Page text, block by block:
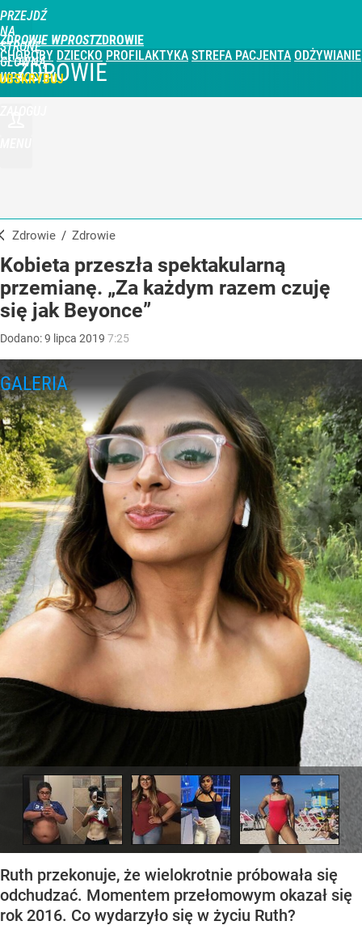
PRZEJDŹ
NA
STRONĘ
GŁÓWNĄ
WPROST.PL
ZDROWIE WPROST
CHOROBY DZIECKO PROFILAKTYKA STREFA PACJENTA ODŻYWIANIE
ZDROWIE
Zdrowie / Zdrowie
Kobieta przeszła spektakularną
przemianę. „Za każdym razem czuję
się jak Beyonce”
Dodano:9 lipca 2019 7:25
Ruth przekonuje, że wielokrotnie próbowała się
odchudzać. Momentem przełomowym okazał się
rok 2016. Co wydarzyło się w życiu Ruth?